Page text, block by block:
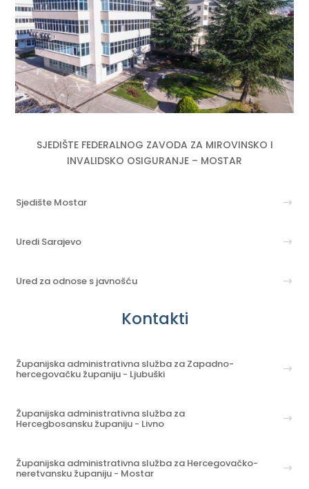
SJEDIŠTE FEDERALNOG ZAVODA ZA MIROVINSKO I
INVALIDSKO OSIGURANJE – MOSTAR
Sjedište Mostar
Uredi Sarajevo
Ured za odnose s javnošću
Kontakti
Županijska administrativna služba za Zapadno-
hercegovačku županiju - Ljubuški
Županijska administrativna služba za
Hercegbosansku županiju - Livno
Županijska administrativna služba za Hercegovačko-
neretvansku županiju - Mostar